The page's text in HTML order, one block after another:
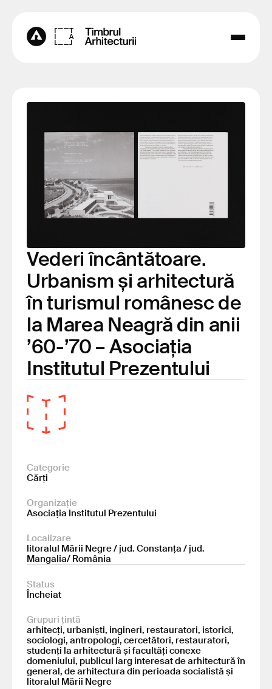
Vederi încântătoare.
Urbanism și arhitectură
în turismul românesc de
la Marea Neagră din anii
’60-’70 – Asociația
Institutul Prezentului
Categorie
Cărți
Organizație
Asociația Institutul Prezentului
Localizare
litoralul Mării Negre / jud. Constanța / jud.
Mangalia/ România
Status
Încheiat
Grupuri țintă
arhitecți, urbaniști, ingineri, restauratori, istorici,
sociologi, antropologi, cercetători, restauratori,
studenți la arhitectură și facultăți conexe
domeniului, publicul larg interesat de arhitectură în
general, de arhitectura din perioada socialistă și
litoralul Mării Negre